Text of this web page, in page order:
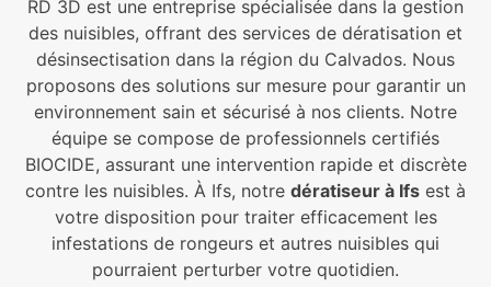
RD 3D est une entreprise spécialisée dans la gestion
des nuisibles, offrant des services de dératisation et
désinsectisation dans la région du Calvados. Nous
proposons des solutions sur mesure pour garantir un
environnement sain et sécurisé à nos clients. Notre
équipe se compose de professionnels certifiés
BIOCIDE, assurant une intervention rapide et discrète
contre les nuisibles. À Ifs, notre dératiseur à Ifs est à
votre disposition pour traiter efficacement les
infestations de rongeurs et autres nuisibles qui
pourraient perturber votre quotidien.